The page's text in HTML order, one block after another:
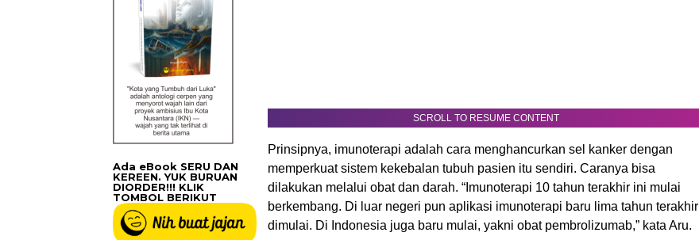
SCROLL TO RESUME CONTENT
Prinsipnya, imunoterapi adalah cara menghancurkan sel kanker dengan
memperkuat sistem kekebalan tubuh pasien itu sendiri. Caranya bisa
dilakukan melalui obat dan darah. “Imunoterapi 10 tahun terakhir ini mulai
berkembang. Di luar negeri pun aplikasi imunoterapi baru lima tahun terakhir
dimulai. Di Indonesia juga baru mulai, yakni obat pembrolizumab,” kata Aru.
Ada eBook SERU DAN
KEREEN. YUK BURUAN
DIORDER!!! KLIK
TOMBOL BERIKUT